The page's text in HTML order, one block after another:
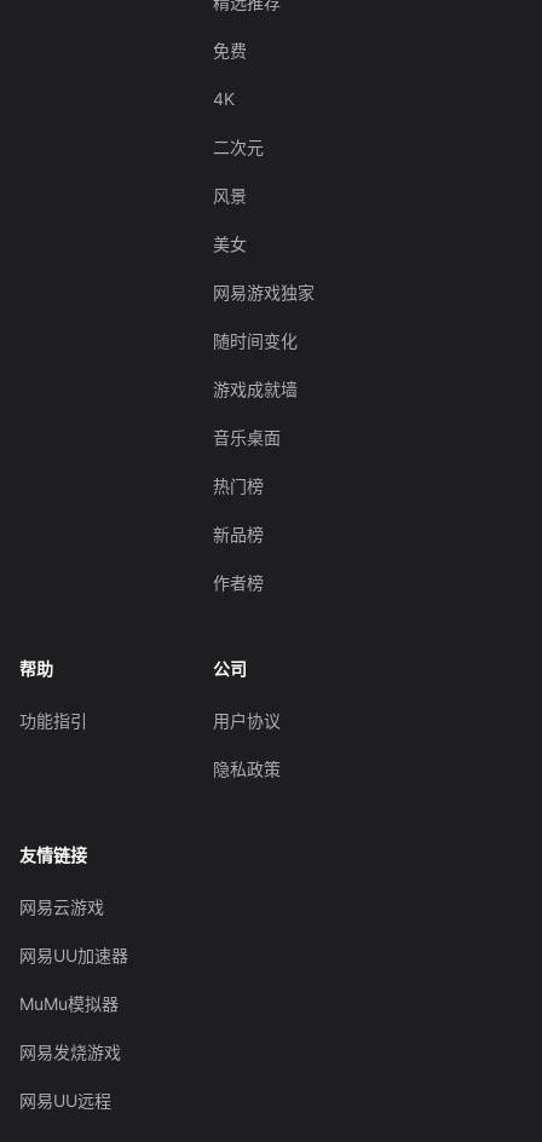
免费
4K
二次元
风景
美女
网易游戏独家
随时间变化
游戏成就墙
音乐桌面
热门榜
新品榜
作者榜
帮助
功能指引
公司
用户协议
隐私政策
友情链接
网易云游戏
网易UU加速器
MuMu模拟器
网易发烧游戏
网易UU远程